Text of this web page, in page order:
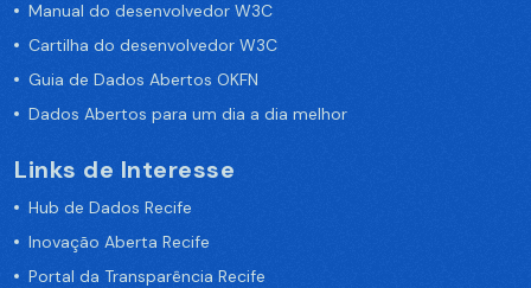
Manual do desenvolvedor W3C
Cartilha do desenvolvedor W3C
Guia de Dados Abertos OKFN
Dados Abertos para um dia a dia melhor
Links de Interesse
Hub de Dados Recife
Inovação Aberta Recife
Portal da Transparência Recife